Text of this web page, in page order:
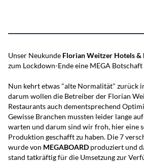
Unser Neukunde Florian Weitzer Hotels &
zum Lockdown-Ende eine MEGA
Nun kehrt etwas "alte Normalität" zurück
darum wollen die Betreiber der Florian
Restaurants auch dementsprechend
Gewisse Branchen mussten leider lange
warten und darum sind wir froh, hier eine
Produktion geschafft zu haben. Die 7
wurde von MEGABOARD produziert und
stand tatkräftig für die Umsetzung zur